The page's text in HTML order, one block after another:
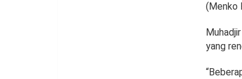
(Menko
yang